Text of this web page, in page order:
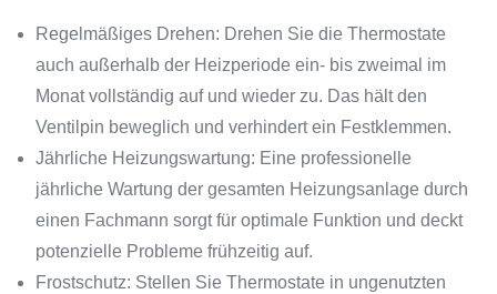
Regelmäßiges Drehen: Drehen Sie die Thermostate
auch außerhalb der Heizperiode ein- bis zweimal im
Monat vollständig auf und wieder zu. Das hält den
Ventilpin beweglich und verhindert ein Festklemmen.
Jährliche Heizungswartung: Eine professionelle
jährliche Wartung der gesamten Heizungsanlage durch
einen Fachmann sorgt für optimale Funktion und deckt
potenzielle Probleme frühzeitig auf.
Frostschutz: Stellen Sie Thermostate in ungenutzten